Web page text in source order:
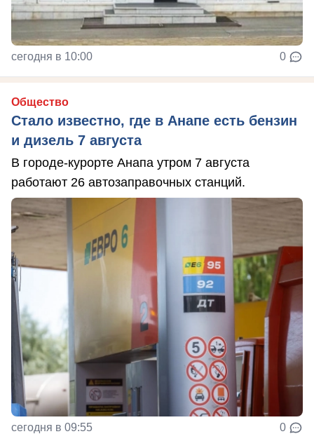
сегодня в 10:00 0
Общество
Стало известно, где в Анапе есть бензин
и дизель 7 августа
В городе-курорте Анапа утром 7 августа
работают 26 автозаправочных станций.
сегодня в 09:55 0